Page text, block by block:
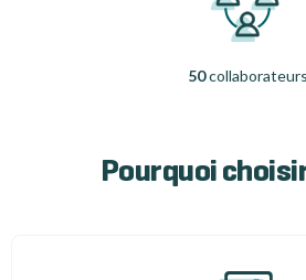
50collaborateurs
Pourquoi